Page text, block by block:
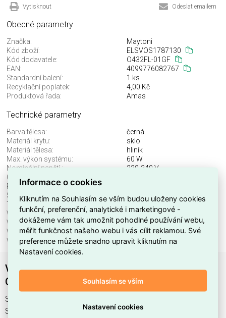
Vytisknout Odeslat emailem
Obecné parametry
Značka:
Maytoni
Kód zboží:
ELSVOS1787130
Kód dodavatele:
O432FL-01GF
EAN:
4099776082767
Standardní balení:
1 ks
Recyklační poplatek:
4,00 Kč
Produktová řada:
Amas
Technické parametry
Barva tělesa:
černá
Materiál krytu:
sklo
Materiál tělesa:
hliník
Max. výkon systému:
60 W
Nominální napětí.:
220-240 V
Objímka:
Průměr:
Stupeň krytí (IP):
IP54
Třída ochrany:
Včetně svět. zdroje:
ne
Vhodné pro počet svět. zdrojů:
1
Vhodné pro výkon světel. zdroje:
60 W
Výška/hloubka:
250 mm
Venkovní svítidlo Amas E27x1 60W IP 54
O432FL-01GF - MAYTONI
Svítidlo O432FL-01GF najdete v kategoriích Svítidla,
Sloupkové svítidlo, Svítidla, světelné zdroje a LED osvětlení,
Informace o cookies
Kliknutím na Souhlasím se vším budou uloženy cookies
funkční, preferenční, analytické i marketingové -
dokážeme vám tak umožnit pohodlné používání webu,
měřit funkčnost našeho webu i vás cílit reklamou. Své
preference můžete snadno upravit kliknutím na
Nastavení cookies.
Souhlasím se vším
Nastavení cookies